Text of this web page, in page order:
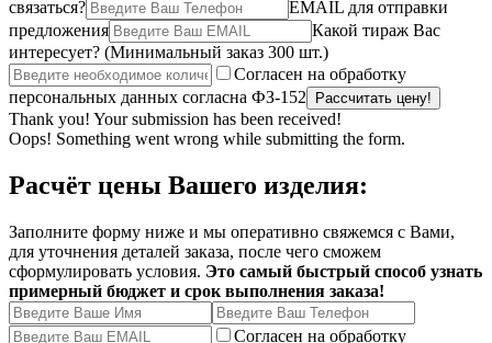
связаться?
EMAIL для отправки
предложения
Какой тираж Вас
интересует? (Минимальный заказ 300 шт.)
Согласен на обработку
персональных данных согласна ФЗ-152
Thank you! Your submission has been received!
Oops! Something went wrong while submitting the form.
Расчёт цены Вашего изделия:
Заполните форму ниже и мы оперативно свяжемся с Вами,
для уточнения деталей заказа, после чего сможем
сформулировать условия. Это самый быстрый способ узнать
примерный бюджет и срок выполнения заказа!
Согласен на обработку